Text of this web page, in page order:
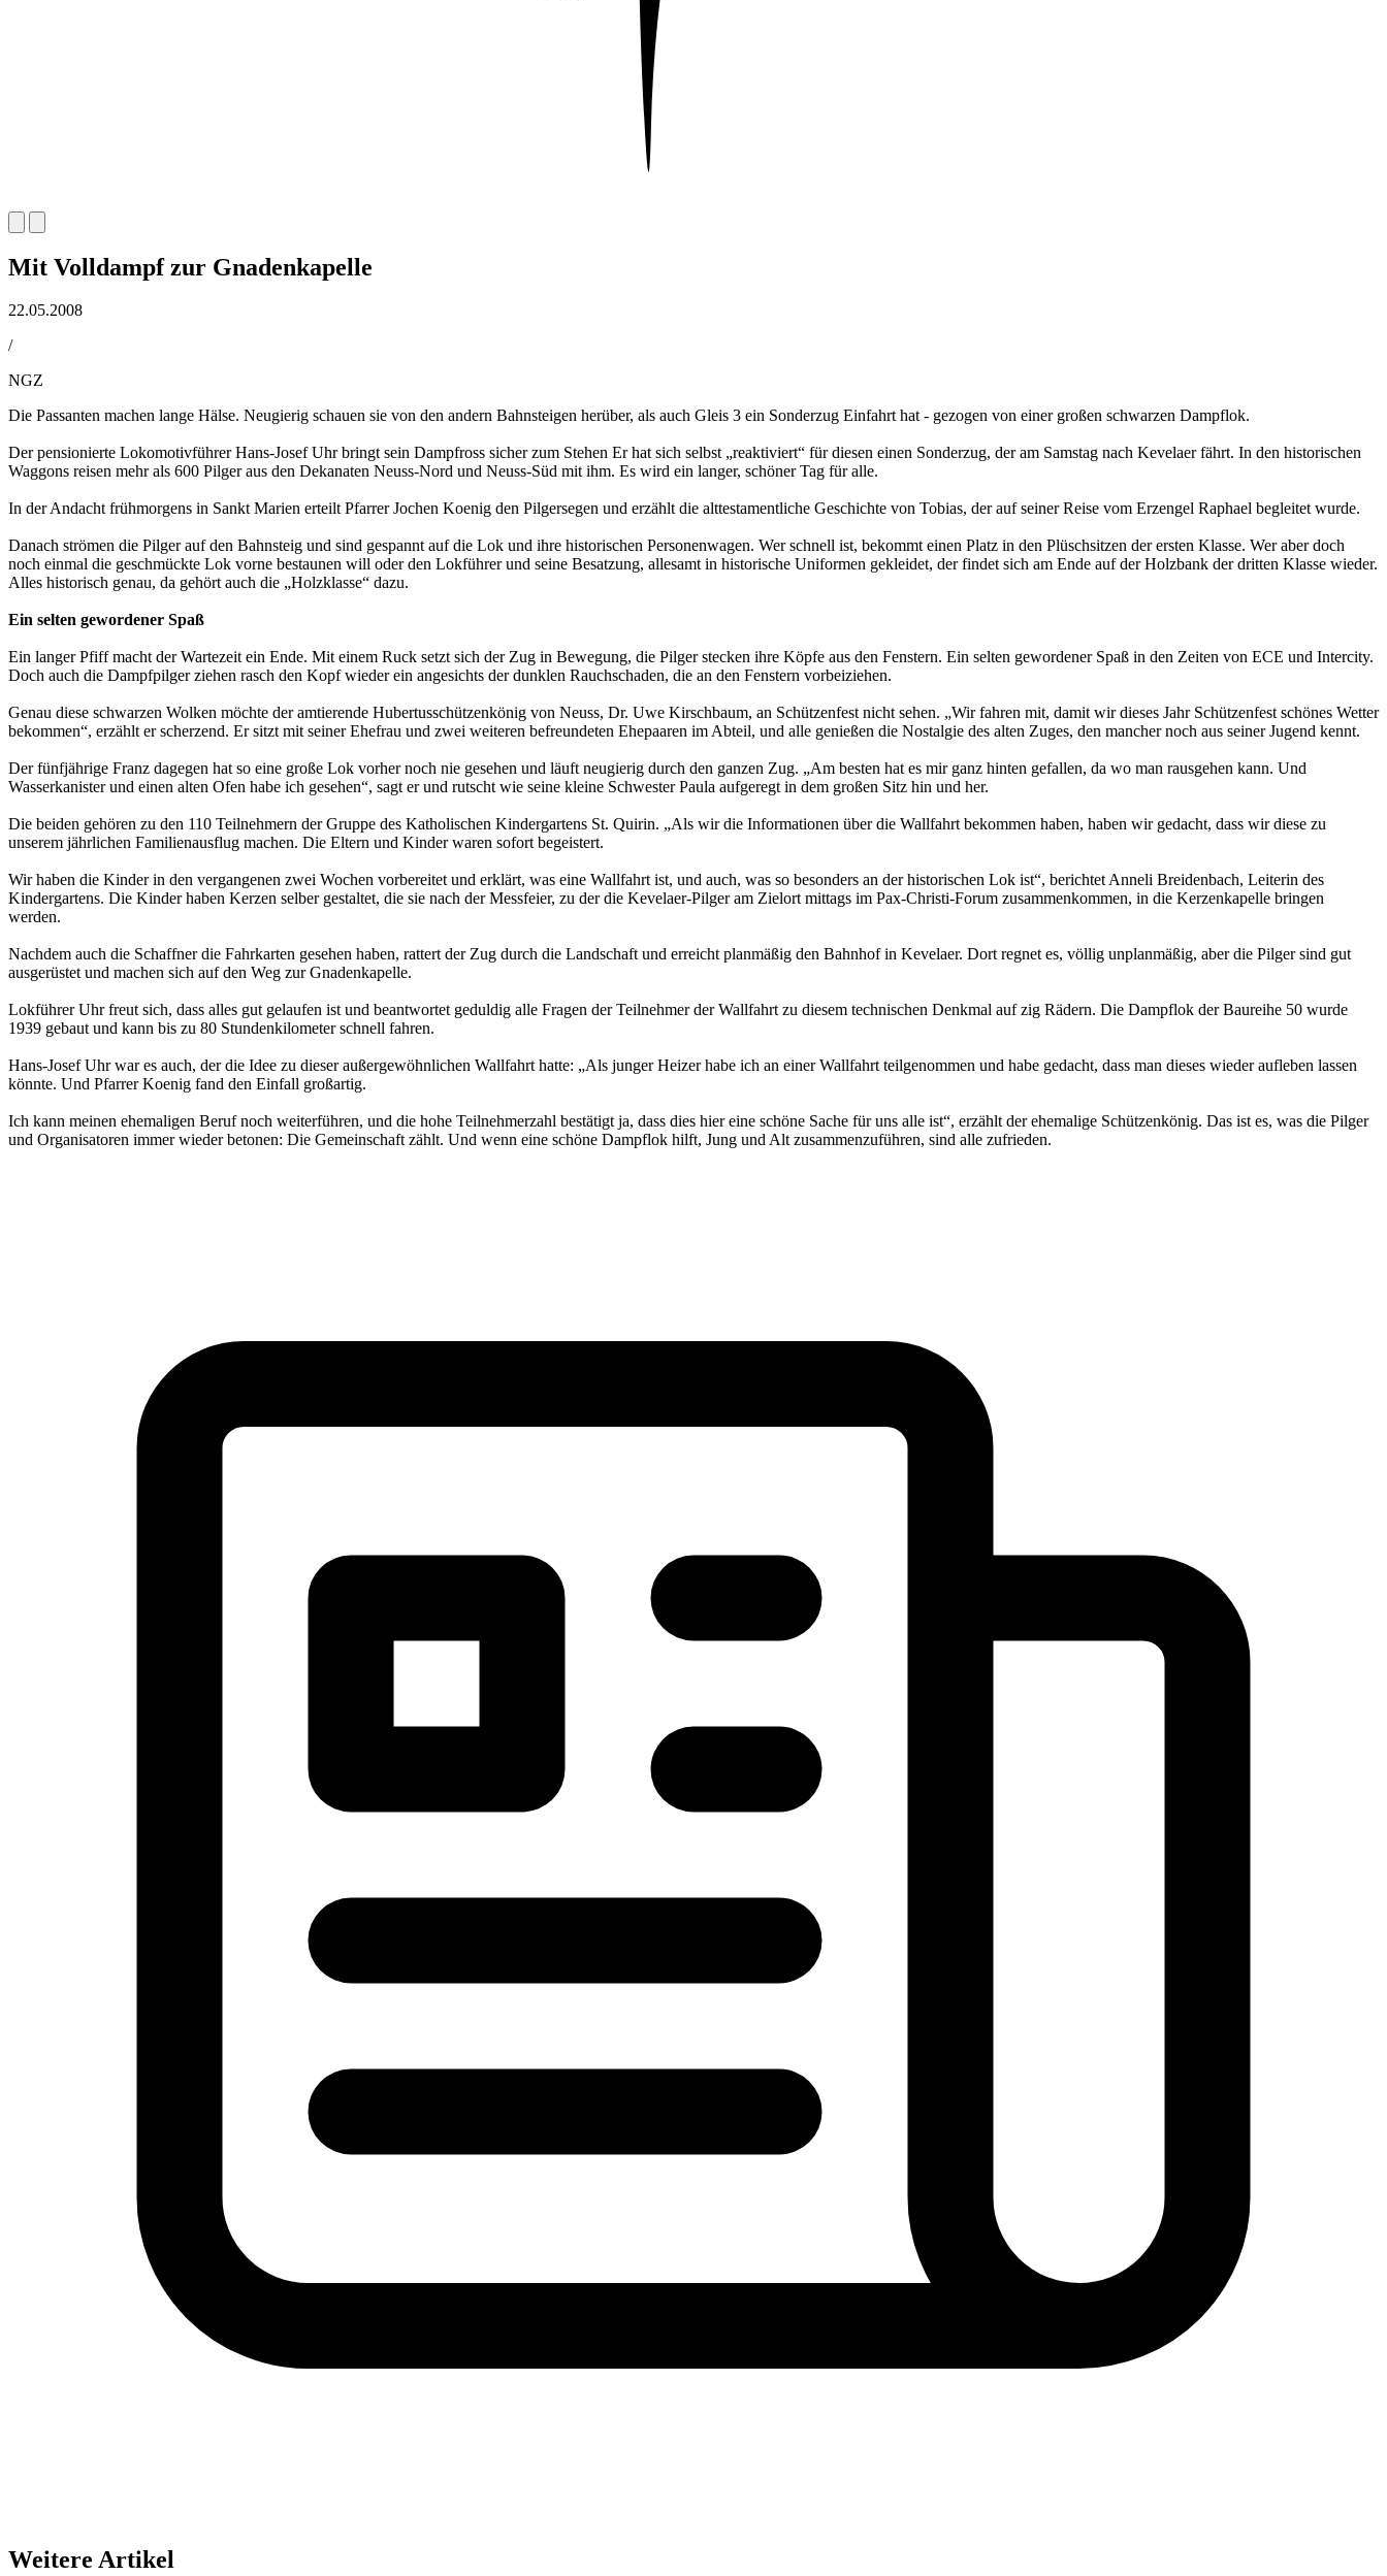
Mit Volldampf zur Gnadenkapelle
22.05.2008
/
NGZ
Die Passanten machen lange Hälse. Neugierig schauen sie von den andern Bahnsteigen herüber, als auch Gleis 3 ein Sonderzug Einfahrt hat - gezogen von einer großen schwarzen Dampflok.
Der pensionierte Lokomotivführer Hans-Josef Uhr bringt sein Dampfross sicher zum Stehen Er hat sich selbst „reaktiviert“ für diesen einen Sonderzug, der am Samstag nach Kevelaer fährt. In den historischen
Waggons reisen mehr als 600 Pilger aus den Dekanaten Neuss-Nord und Neuss-Süd mit ihm. Es wird ein langer, schöner Tag für alle.
In der Andacht frühmorgens in Sankt Marien erteilt Pfarrer Jochen Koenig den Pilgersegen und erzählt die alttestamentliche Geschichte von Tobias, der auf seiner Reise vom Erzengel Raphael begleitet wurde.
Danach strömen die Pilger auf den Bahnsteig und sind gespannt auf die Lok und ihre historischen Personenwagen. Wer schnell ist, bekommt einen Platz in den Plüschsitzen der ersten Klasse. Wer aber doch
noch einmal die geschmückte Lok vorne bestaunen will oder den Lokführer und seine Besatzung, allesamt in historische Uniformen gekleidet, der findet sich am Ende auf der Holzbank der dritten Klasse wieder.
Alles historisch genau, da gehört auch die „Holzklasse“ dazu.
Ein selten gewordener Spaß
Ein langer Pfiff macht der Wartezeit ein Ende. Mit einem Ruck setzt sich der Zug in Bewegung, die Pilger stecken ihre Köpfe aus den Fenstern. Ein selten gewordener Spaß in den Zeiten von ECE und Intercity.
Doch auch die Dampfpilger ziehen rasch den Kopf wieder ein angesichts der dunklen Rauchschaden, die an den Fenstern vorbeiziehen.
Genau diese schwarzen Wolken möchte der amtierende Hubertusschützenkönig von Neuss, Dr. Uwe Kirschbaum, an Schützenfest nicht sehen. „Wir fahren mit, damit wir dieses Jahr Schützenfest schönes Wetter
bekommen“, erzählt er scherzend. Er sitzt mit seiner Ehefrau und zwei weiteren befreundeten Ehepaaren im Abteil, und alle genießen die Nostalgie des alten Zuges, den mancher noch aus seiner Jugend kennt.
Der fünfjährige Franz dagegen hat so eine große Lok vorher noch nie gesehen und läuft neugierig durch den ganzen Zug. „Am besten hat es mir ganz hinten gefallen, da wo man rausgehen kann. Und
Wasserkanister und einen alten Ofen habe ich gesehen“, sagt er und rutscht wie seine kleine Schwester Paula aufgeregt in dem großen Sitz hin und her.
Die beiden gehören zu den 110 Teilnehmern der Gruppe des Katholischen Kindergartens St. Quirin. „Als wir die Informationen über die Wallfahrt bekommen haben, haben wir gedacht, dass wir diese zu
unserem jährlichen Familienausflug machen. Die Eltern und Kinder waren sofort begeistert.
Wir haben die Kinder in den vergangenen zwei Wochen vorbereitet und erklärt, was eine Wallfahrt ist, und auch, was so besonders an der historischen Lok ist“, berichtet Anneli Breidenbach, Leiterin des
Kindergartens. Die Kinder haben Kerzen selber gestaltet, die sie nach der Messfeier, zu der die Kevelaer-Pilger am Zielort mittags im Pax-Christi-Forum zusammenkommen, in die Kerzenkapelle bringen
werden.
Nachdem auch die Schaffner die Fahrkarten gesehen haben, rattert der Zug durch die Landschaft und erreicht planmäßig den Bahnhof in Kevelaer. Dort regnet es, völlig unplanmäßig, aber die Pilger sind gut
ausgerüstet und machen sich auf den Weg zur Gnadenkapelle.
Lokführer Uhr freut sich, dass alles gut gelaufen ist und beantwortet geduldig alle Fragen der Teilnehmer der Wallfahrt zu diesem technischen Denkmal auf zig Rädern. Die Dampflok der Baureihe 50 wurde
1939 gebaut und kann bis zu 80 Stundenkilometer schnell fahren.
Hans-Josef Uhr war es auch, der die Idee zu dieser außergewöhnlichen Wallfahrt hatte: „Als junger Heizer habe ich an einer Wallfahrt teilgenommen und habe gedacht, dass man dieses wieder aufleben lassen
könnte. Und Pfarrer Koenig fand den Einfall großartig.
Ich kann meinen ehemaligen Beruf noch weiterführen, und die hohe Teilnehmerzahl bestätigt ja, dass dies hier eine schöne Sache für uns alle ist“, erzählt der ehemalige Schützenkönig. Das ist es, was die Pilger
und Organisatoren immer wieder betonen: Die Gemeinschaft zählt. Und wenn eine schöne Dampflok hilft, Jung und Alt zusammenzuführen, sind alle zufrieden.
Weitere Artikel